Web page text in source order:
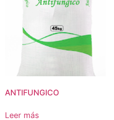
ANTIFUNGICO
Leer más